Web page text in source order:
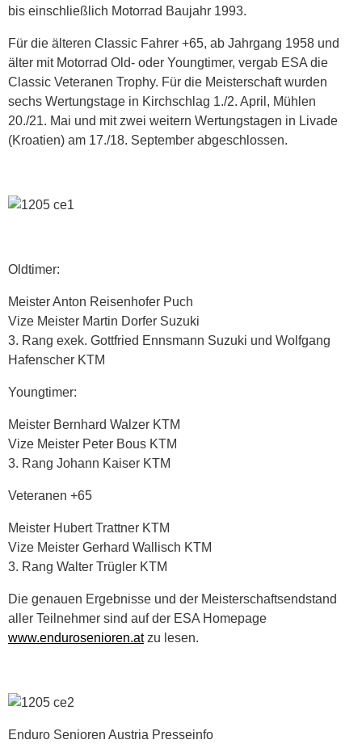
bis einschließlich Motorrad Baujahr 1993.
Für die älteren Classic Fahrer +65, ab Jahrgang 1958 und
älter mit Motorrad Old- oder Youngtimer, vergab ESA die
Classic Veteranen Trophy. Für die Meisterschaft wurden
sechs Wertungstage in Kirchschlag 1./2. April, Mühlen
20./21. Mai und mit zwei weitern Wertungstagen in Livade
(Kroatien) am 17./18. September abgeschlossen.
Oldtimer:
Meister Anton Reisenhofer Puch
Vize Meister Martin Dorfer Suzuki
3. Rang exek. Gottfried Ennsmann Suzuki und Wolfgang
Hafenscher KTM
Youngtimer:
Meister Bernhard Walzer KTM
Vize Meister Peter Bous KTM
3. Rang Johann Kaiser KTM
Veteranen +65
Meister Hubert Trattner KTM
Vize Meister Gerhard Wallisch KTM
3. Rang Walter Trügler KTM
Die genauen Ergebnisse und der Meisterschaftsendstand
aller Teilnehmer sind auf der ESA Homepage
www.endurosenioren.atzu lesen.
Enduro Senioren Austria Presseinfo